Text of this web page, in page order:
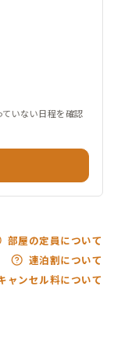
ていない日程を確認
部屋の定員について
連泊割について
ャンセル料について